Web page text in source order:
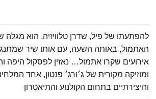
תמצית הפודקאסט
להפתעתו של פיל, שדרן טלוויזיה, הוא מגלה
האתמול, באותה השעה, עם אותו שיר
אירועים שקרו אתמול… נאזין לפסקול היפה
ומוזיקה מקורית של ג׳ורג׳ פנטון, אחד
והיצירתיים בתחום הקולנוע והתיאטרון